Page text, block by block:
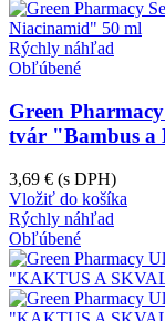
Rýchly náhľad
Obľúbené
Green
tvár "Bambus a
3,69 € (s DPH)
Vložiť do košíka
Rýchly náhľad
Obľúbené